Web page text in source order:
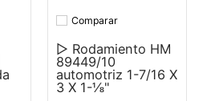
Añadir a comparar
Comparar
▷ Rodamiento HM
89449/10
automotriz 1-7/16 X
3 X 1-⅛"